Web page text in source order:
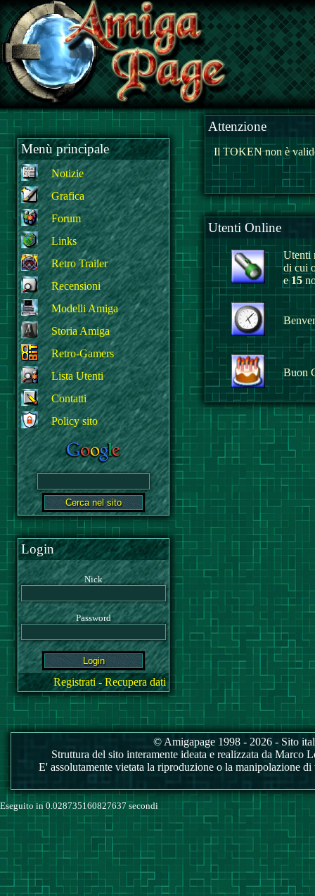
Menù principale
Notizie
Grafica
Forum
Links
Retro Trailer
Recensioni
Modelli Amiga
Storia Amiga
Retro-Gamers
Lista Utenti
Contatti
Policy sito
Login
Nick
Password
Registrati-Recupera dati
Attenzione
Il TOKEN non è
Utenti Online
Utenti
di cui
e15
Buon
© Amigapage 1998 - 2026 - Sito
Struttura del sito interamente ideata e realizzata da
E' assolutamente vietata la riproduzione o la manipolazione
Eseguito in 0.028735160827637 secondi